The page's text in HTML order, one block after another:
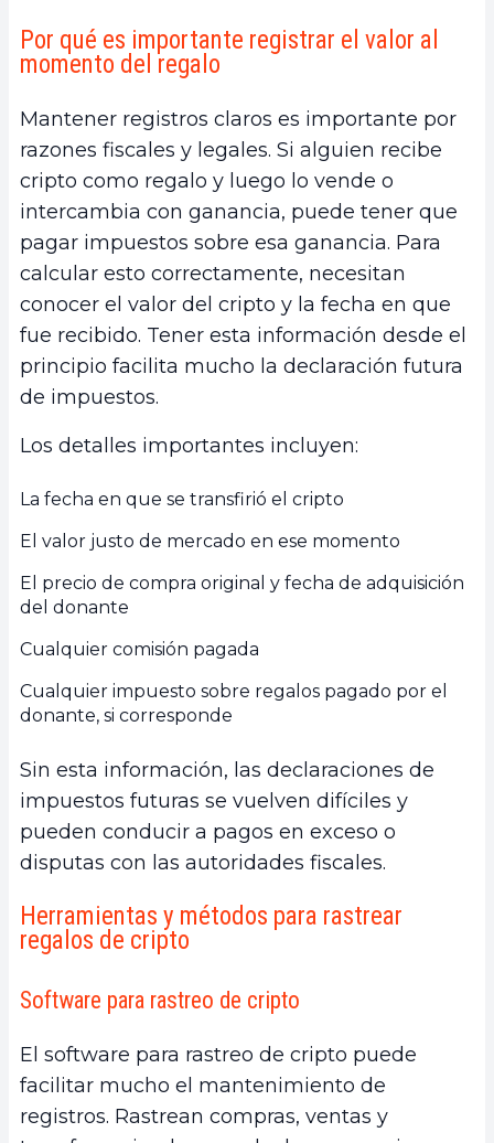
Por qué es importante registrar el valor al
momento del regalo
Mantener registros claros es importante por
razones fiscales y legales. Si alguien recibe
cripto como regalo y luego lo vende o
intercambia con ganancia, puede tener que
pagar impuestos sobre esa ganancia. Para
calcular esto correctamente, necesitan
conocer el valor del cripto y la fecha en que
fue recibido. Tener esta información desde el
principio facilita mucho la declaración futura
de impuestos.
Los detalles importantes incluyen:
La fecha en que se transfirió el cripto
El valor justo de mercado en ese momento
El precio de compra original y fecha de adquisición
del donante
Cualquier comisión pagada
Cualquier impuesto sobre regalos pagado por el
donante, si corresponde
Sin esta información, las declaraciones de
impuestos futuras se vuelven difíciles y
pueden conducir a pagos en exceso o
disputas con las autoridades fiscales.
Herramientas y métodos para rastrear
regalos de cripto
Software para rastreo de cripto
El software para rastreo de cripto puede
facilitar mucho el mantenimiento de
registros. Rastrean compras, ventas y